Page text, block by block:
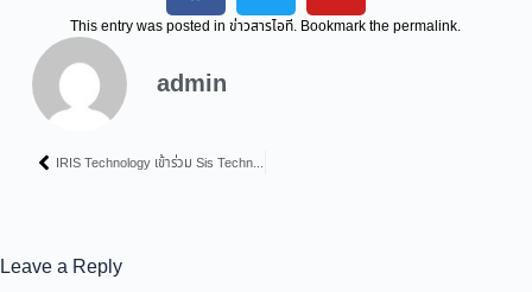
This entry was posted inข่าวสารไอที. Bookmark thepermalink.
admin
IRIS Technology เข้าร่วม Sis Technology Showcase 2026 Bangkok โดย SiS Distribution (Thailand) Public Company Limited
Leave a Reply